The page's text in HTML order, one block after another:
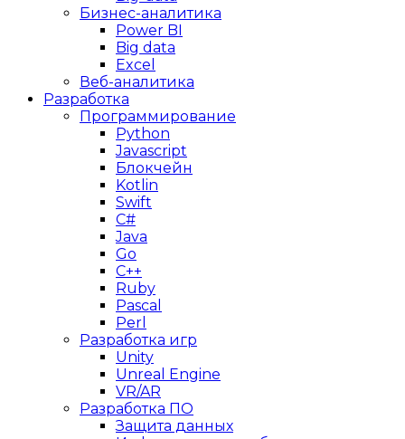
Бизнес-аналитика
Power BI
Big data
Excel
Веб-аналитика
Разработка
Программирование
Python
Javascript
Блокчейн
Kotlin
Swift
C#
Java
Go
C++
Ruby
Pascal
Perl
Разработка игр
Unity
Unreal Engine
VR/AR
Разработка ПО
Защита данных